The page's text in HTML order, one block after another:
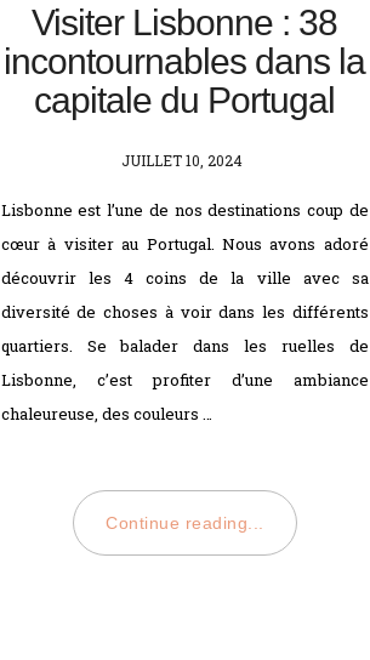
Visiter Lisbonne : 38
incontournables dans la
capitale du Portugal
POSTED
JUILLET 10, 2024
Lisbonne est l’une de nos destinations coup de
cœur à visiter au Portugal. Nous avons adoré
découvrir les 4 coins de la ville avec sa
diversité de choses à voir dans les différents
quartiers. Se balader dans les ruelles de
Lisbonne, c’est profiter d’une ambiance
chaleureuse, des couleurs …
Continue reading...